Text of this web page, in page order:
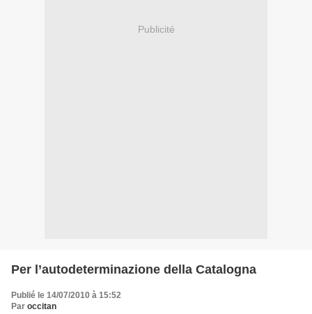
Publicité
Per l’autodeterminazione della Catalogna
Publié le 14/07/2010 à 15:52
Par occitan